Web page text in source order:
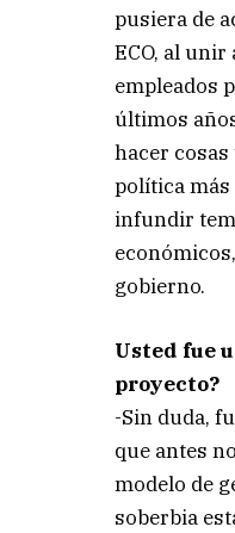
pusiera de
ECO, al
empleados
últimos
hacer
política más
infundir
gobierno.
Usted fue
proyecto?
-Sin duda,
que antes
modelo de
soberbia